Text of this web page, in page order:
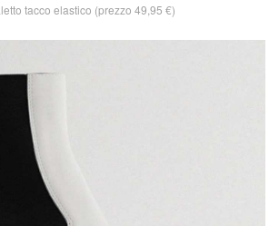
tacco elastico (prezzo 49,95 €)